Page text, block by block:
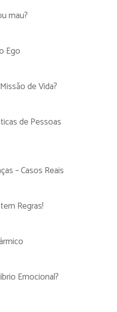
mau?
Ego
de Vida?
de Pessoas
– Casos Reais
Regras!
Emocional?